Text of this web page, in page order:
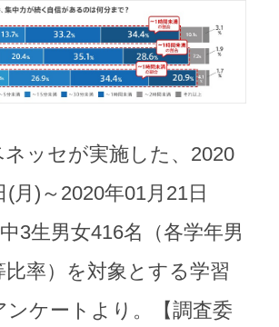
ネッセが実施した、2020
(月)～2020年01月21日
3生男女416名（各学年男
率）を対象とする学習
ンケートより。【調査委